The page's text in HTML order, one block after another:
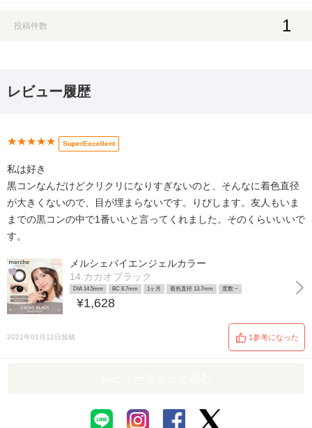
投稿件数 1
レビュー履歴
★★★★★ SuperExcellent
私は好き
黒コンなんだけどクリクリになりすぎないのと、そんなに着色直径
が大きくないので、目が埋まらないです。りぴします。友人もいま
までの黒コンの中で1番いいと言ってくれました。そのくらいいいで
す。
メルシェバイエンジェルカラー
14.カカオブラック
DIA 14.5mm BC 8.7mm 1ヶ月 着色直径 13.7mm 度数 ~
¥1,628
2021年01月12日投稿 1参考になった